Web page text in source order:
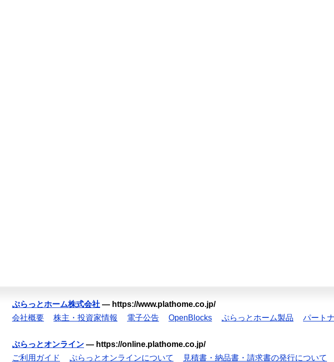
ぷらっとホーム株式会社 — https://www.plathome.co.jp/
会社概要
株主・投資家情報 電子公告 OpenBlocks ぷらっとホーム製品 パート
ぷらっとオンライン — https://online.plathome.co.jp/
ご利用ガイド
ぷらっとオンラインについて 見積書・納品書・請求書の発行について